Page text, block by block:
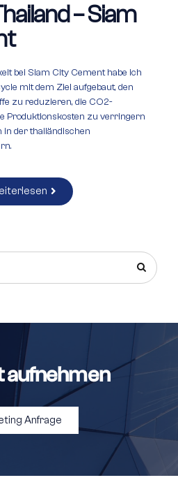
– Siam
bei Siam City Cement habe ich
mit dem Ziel aufgebaut, den
zu reduzieren, die CO2-
Produktionskosten zu verringern
in der thailändischen
aufnehmen
Anfrage